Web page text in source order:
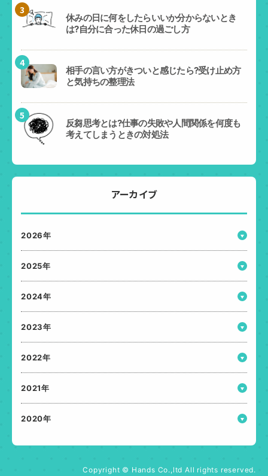
3
休みの日に何をしたらいいか分からないとき
は?自分に合った休日の過ごし方
4
相手の言い方がきついと感じたら?受け止め方
と気持ちの整理法
5
反芻思考とは?仕事の失敗や人間関係を何度も
考えてしまうときの対処法
アーカイブ
2026年
2025年
2024年
2023年
2022年
2021年
2020年
Copyright © Hands Co.,ltd All rights reserved.